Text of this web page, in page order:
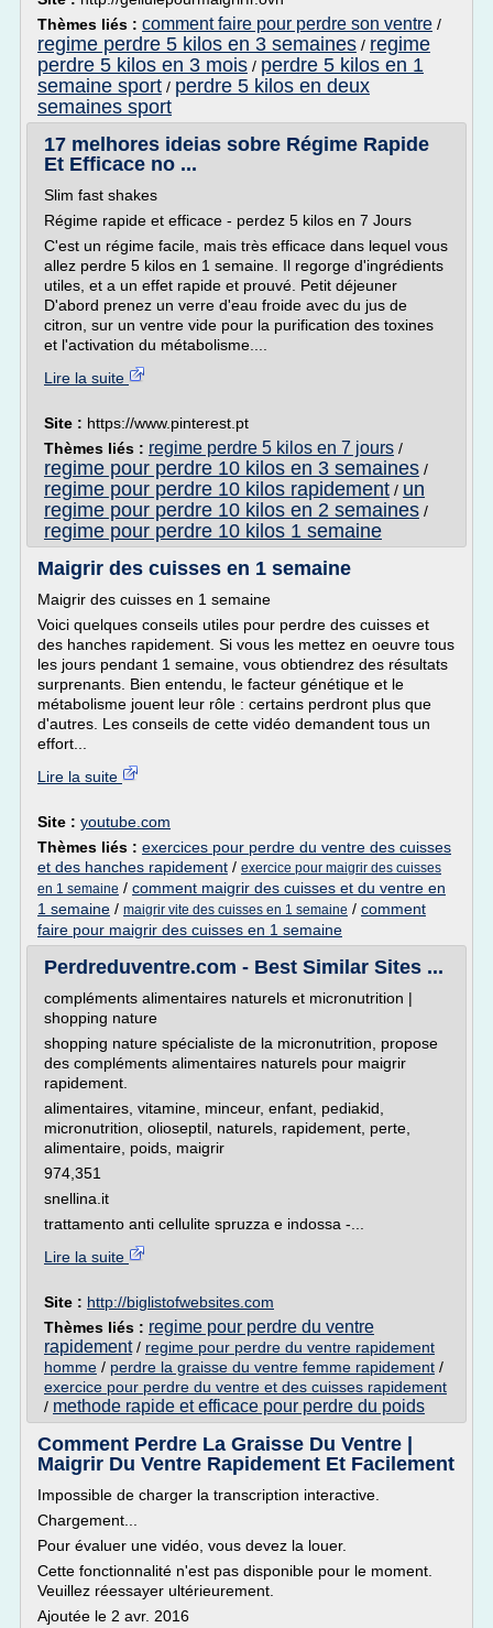
Thèmes liés : comment faire pour perdre son ventre /
regime perdre 5 kilos en 3 semaines / regime
perdre 5 kilos en 3 mois / perdre 5 kilos en 1
semaine sport / perdre 5 kilos en deux
semaines sport
17 melhores ideias sobre Régime Rapide
Et Efficace no ...
Slim fast shakes
Régime rapide et efficace - perdez 5 kilos en 7 Jours
C'est un régime facile, mais très efficace dans lequel vous
allez perdre 5 kilos en 1 semaine. Il regorge d'ingrédients
utiles, et a un effet rapide et prouvé. Petit déjeuner
D'abord prenez un verre d'eau froide avec du jus de
citron, sur un ventre vide pour la purification des toxines
et l'activation du métabolisme....
Lire la suite
Site : https://www.pinterest.pt
Thèmes liés : regime perdre 5 kilos en 7 jours /
regime pour perdre 10 kilos en 3 semaines /
regime pour perdre 10 kilos rapidement / un
regime pour perdre 10 kilos en 2 semaines /
regime pour perdre 10 kilos 1 semaine
Maigrir des cuisses en 1 semaine
Maigrir des cuisses en 1 semaine
Voici quelques conseils utiles pour perdre des cuisses et
des hanches rapidement. Si vous les mettez en oeuvre tous
les jours pendant 1 semaine, vous obtiendrez des résultats
surprenants. Bien entendu, le facteur génétique et le
métabolisme jouent leur rôle : certains perdront plus que
d'autres. Les conseils de cette vidéo demandent tous un
effort...
Lire la suite
Site : youtube.com
Thèmes liés : exercices pour perdre du ventre des cuisses
et des hanches rapidement / exercice pour maigrir des cuisses
en 1 semaine / comment maigrir des cuisses et du ventre en
1 semaine / maigrir vite des cuisses en 1 semaine / comment
faire pour maigrir des cuisses en 1 semaine
Perdreduventre.com - Best Similar Sites ...
compléments alimentaires naturels et micronutrition |
shopping nature
shopping nature spécialiste de la micronutrition, propose
des compléments alimentaires naturels pour maigrir
rapidement.
alimentaires, vitamine, minceur, enfant, pediakid,
micronutrition, olioseptil, naturels, rapidement, perte,
alimentaire, poids, maigrir
974,351
snellina.it
trattamento anti cellulite spruzza e indossa -...
Lire la suite
Site : http://biglistofwebsites.com
Thèmes liés : regime pour perdre du ventre
rapidement/ regime pour perdre du ventre rapidement
homme / perdre la graisse du ventre femme rapidement /
exercice pour perdre du ventre et des cuisses rapidement
/ methode rapide et efficace pour perdre du poids
Comment Perdre La Graisse Du Ventre |
Maigrir Du Ventre Rapidement Et Facilement
Impossible de charger la transcription interactive.
Chargement...
Pour évaluer une vidéo, vous devez la louer.
Cette fonctionnalité n'est pas disponible pour le moment.
Veuillez réessayer ultérieurement.
Ajoutée le 2 avr. 2016